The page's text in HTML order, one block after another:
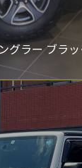
グラー ブラ